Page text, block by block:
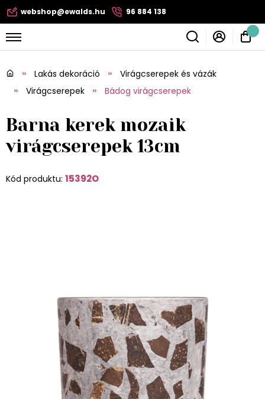
webshop@ewalds.hu 96 884 138
Lakás dekoráció
Virágcserepek és vázák
Virágcserepek
Bádog virágcserepek
Barna kerek mozaik
virágcserepek 13cm
Kód produktu: 15392O